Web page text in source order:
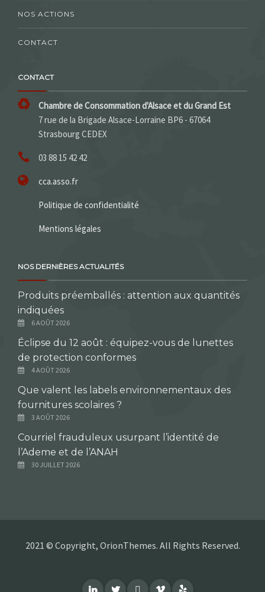
NOS ACTIONS
CONTACT
CONTACT
Chambre de Consommation d'Alsace et du Grand Est
7 rue de la Brigade Alsace-Lorraine BP6 - 67064
Strasbourg CEDEX
03 88 15 42 42
cca.asso.fr
Politique de confidentialité
Mentions légales
NOS DERNIÈRES ACTUALITÉS
Produits préemballés : attention aux quantités
indiquées
6 AOÛT 2026
Éclipse du 12 août : équipez-vous de lunettes
de protection conformes
4 AOÛT 2026
Que valent les labels environnementaux des
fournitures scolaires ?
3 AOÛT 2026
Courriel frauduleux usurpant l’identité de
l’Ademe et de l’ANAH
30 JUILLET 2026
2021 © Copyright, OrionThemes. All Rights Reserved.